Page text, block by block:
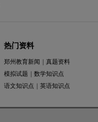
热门资料
郑州教育新闻
真题资料
模拟试题
数学知识点
语文知识点
英语知识点